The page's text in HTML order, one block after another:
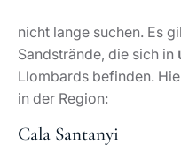
nicht lange suchen. Es
Sandstrände, die sich in
Llombards befinden.
in der Region:
Cala Santanyi